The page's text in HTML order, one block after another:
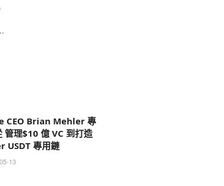
CEO Brian Mehler 專
管理$10 億 VC 到打造
USDT 專用鏈
13